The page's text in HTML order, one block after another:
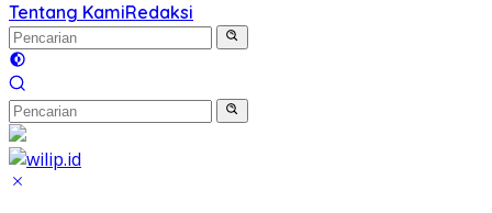
Tentang KamiRedaksi